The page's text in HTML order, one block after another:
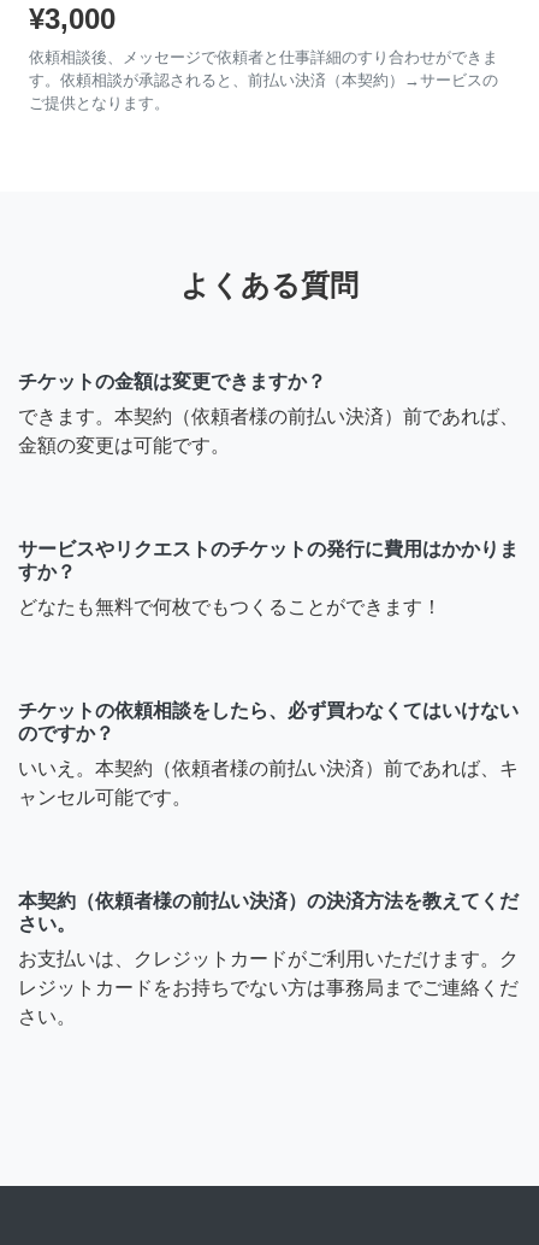
¥3,000
依頼相談後、メッセージで依頼者と仕事詳細のすり合わせができま
す。依頼相談が承認されると、前払い決済（本契約）→サービスの
ご提供となります。
よくある質問
チケットの金額は変更できますか？
できます。本契約（依頼者様の前払い決済）前であれば、
金額の変更は可能です。
サービスやリクエストのチケットの発行に費用はかかりま
すか？
どなたも無料で何枚でもつくることができます！
チケットの依頼相談をしたら、必ず買わなくてはいけない
のですか？
いいえ。本契約（依頼者様の前払い決済）前であれば、キ
ャンセル可能です。
本契約（依頼者様の前払い決済）の決済方法を教えてくだ
さい。
お支払いは、クレジットカードがご利用いただけます。ク
レジットカードをお持ちでない方は事務局までご連絡くだ
さい。